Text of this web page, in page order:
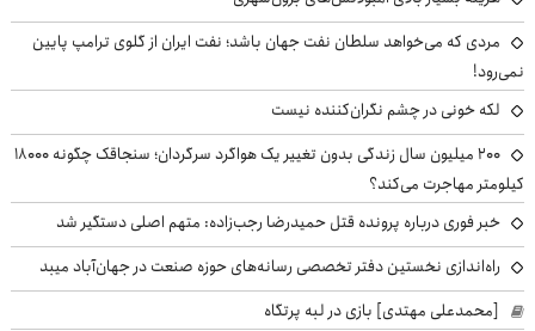
مردی که می‌خواهد سلطان نفت جهان باشد؛ نفت ایران از گلوی ترامپ پایین
نمی‌رود!
لکه خونی در چشم نگران‌کننده نیست
۲۰۰ میلیون سال زندگی بدون تغییر یک هواگرد سرگردان؛ سنجاقک‌ چگونه ۱۸۰۰۰
کیلومتر مهاجرت می‌کند؟
خبر فوری درباره پرونده قتل حمیدرضا رجب‌زاده: متهم اصلی دستگیر شد
راه‌اندازی نخستین دفتر تخصصی رسانه‌های حوزه صنعت در جهان‌آباد میبد
[محمدعلی مهتدی] بازی در لبه پرتگاه